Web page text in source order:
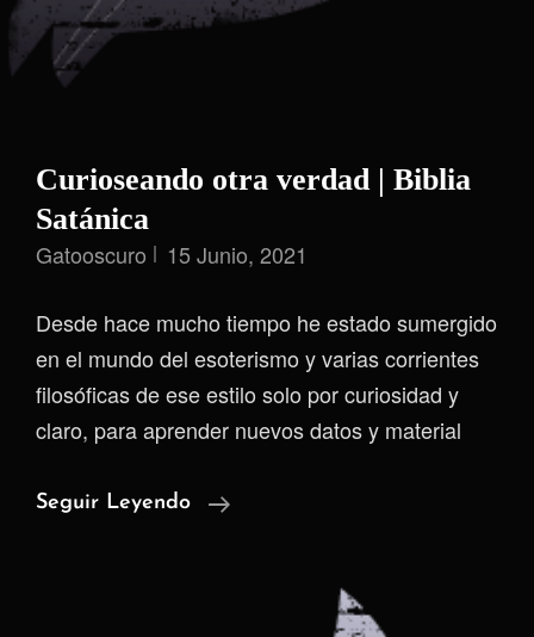
Curioseando otra verdad | Biblia
Satánica
Gatooscuro 15 Junio, 2021
Desde hace mucho tiempo he estado sumergido
en el mundo del esoterismo y varias corrientes
filosóficas de ese estilo solo por curiosidad y
claro, para aprender nuevos datos y material
Seguir Leyendo
Curioseando